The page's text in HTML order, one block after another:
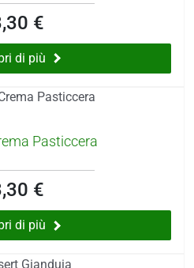
€
di più
Pasticcera
€
di più